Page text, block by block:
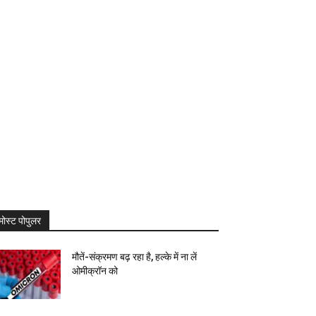
पोपुलर
मौतें-संक्रमण बढ़ रहा है, हल्के में ना लें
ओमीक्रॉन को